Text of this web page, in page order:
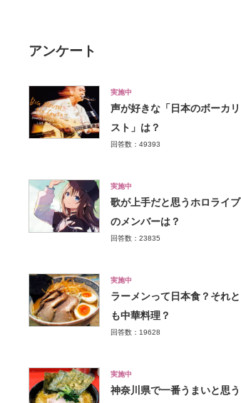
アンケート
実施中
声が好きな「日本のボーカリ
スト」は？
回答数：49393
実施中
歌が上手だと思うホロライブ
のメンバーは？
回答数：23835
実施中
ラーメンって日本食？それと
も中華料理？
回答数：19628
実施中
神奈川県で一番うまいと思う